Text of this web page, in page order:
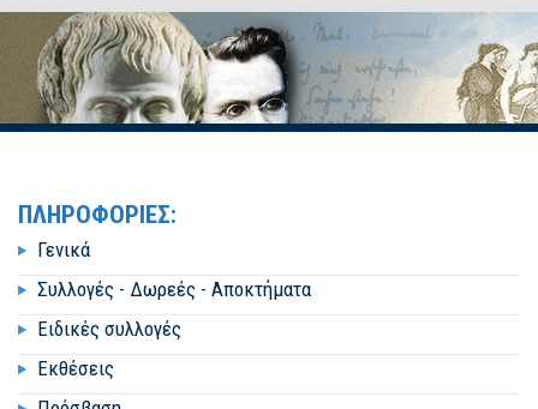
ΠΛΗΡΟΦΟΡΙΕΣ:
Γενικά
Συλλογές - Δωρεές - Αποκτήματα
Ειδικές συλλογές
Εκθέσεις